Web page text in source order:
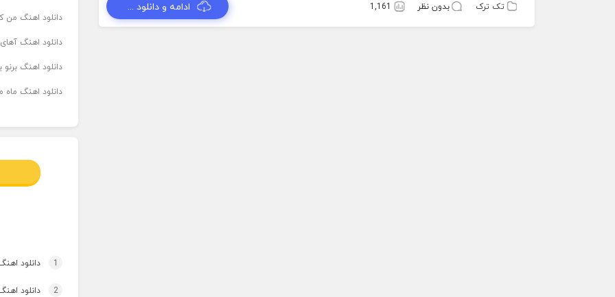
تک ترک بدون نظر 1,161 ادامه و دانلود ...
دانلود اهنگ من
دانلود اهنگ
دانلود اهنگ برنو بدوش ۲ از
دانلود اهنگ ماه
1 دانلود
2 دانلود